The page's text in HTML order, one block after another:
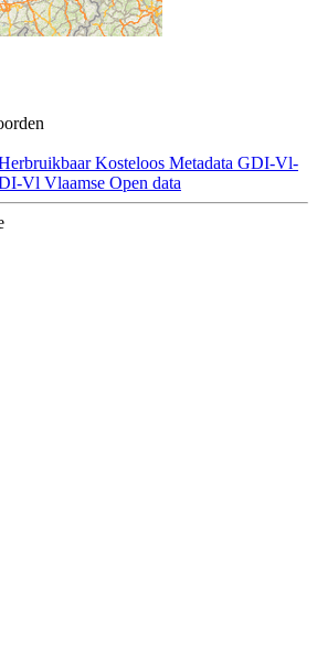
Kosteloos Metadata GDI-Vl-
Vl Vlaamse Open data